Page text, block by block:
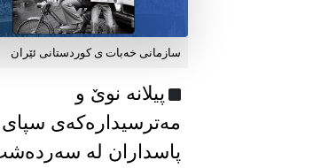
سازمانی خەبات ی كوردستانی ئێران
پیلانە نوێ و
مەترسیدارەکەی سپای
پاسداران لە